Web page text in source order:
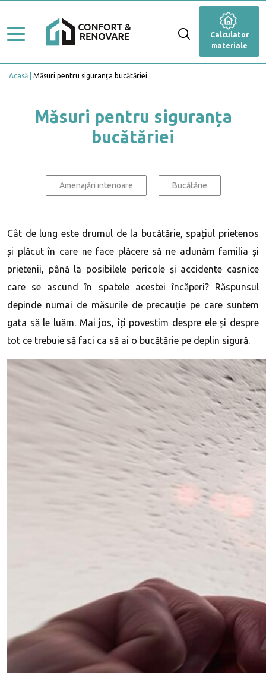
Renovare
Dormitor
Baie
Cameră de zi
Fațadă
Grădină și terasă
Ghid Lucrări
Top Proiecte
Caută Expert
Calculator
materiale
Acasă Măsuri pentru siguranța bucătăriei
Măsuri pentru siguranța
bucătăriei
Amenajări interioare Bucătărie
Cât de lung este drumul de la bucătărie, spațiul prietenos
și plăcut în care ne face plăcere să ne adunăm familia și
prietenii, până la posibilele pericole și accidente casnice
care se ascund în spatele acestei încăperi? Răspunsul
depinde numai de măsurile de precauție pe care suntem
gata să le luăm. Mai jos, îți povestim despre ele și despre
tot ce trebuie să faci ca să ai o bucătărie pe deplin sigură.